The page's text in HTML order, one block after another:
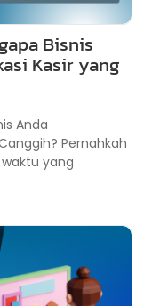
Bisnis
Kasir yang
Anda
Pernahkah
yang